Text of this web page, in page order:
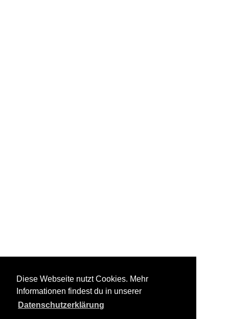
Diese Webseite nutzt Cookies. Mehr
Informationen findest du in unserer
Datenschutzerklärung